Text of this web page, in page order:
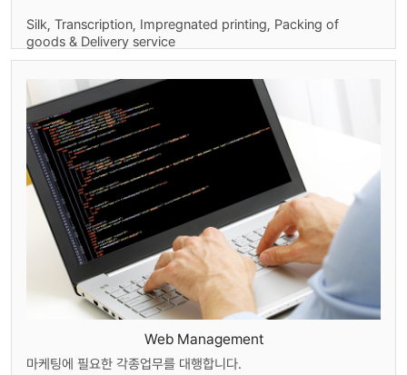
Silk, Transcription, Impregnated printing, Packing of
goods & Delivery service
Web Management
마케팅에 필요한 각종업무를 대행합니다.